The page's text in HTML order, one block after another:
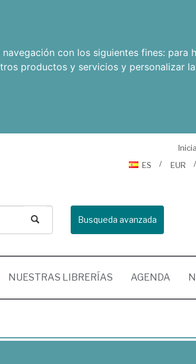
con los siguientes fines: para
productos y servicios y personalizar
ES
EUR
Busqueda avanzada
NUESTRAS LIBRERÍAS AGENDA